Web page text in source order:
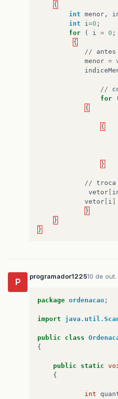
{
int menor ,
int
i=0 ;
for
( i = 0 ;
{
//
antes
menor =
//
for
(
{
{
}
// troca
vetor
vetor i
}
}
}
P
programador122510 de
package ordenacao ;
import
public class
{
public static
{
int